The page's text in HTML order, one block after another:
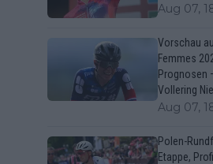
Aug 07,
Vorschau
Femmes
Prognosen
Vollering
Aug 07,
Polen-
Etappe,